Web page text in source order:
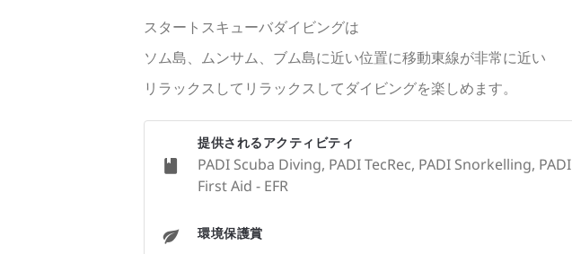
スタートスキューバダイビングは
ソム島、ムンサム、ブム島に近い位置に移動東線が非常に近い
リラックスしてリラックスしてダイビングを楽しめます。
提供されるアクティビティ
PADI Scuba Diving, PADI TecRec, PADI Snorkelling, PADI
First Aid - EFR
環境保護賞